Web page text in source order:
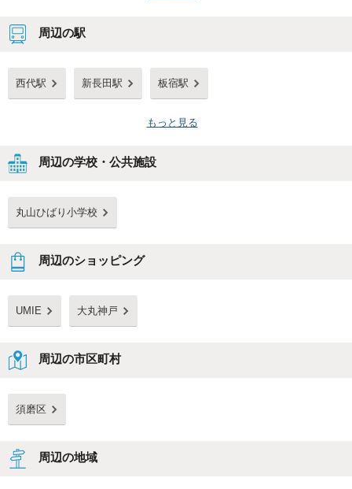
周辺の駅
西代駅 新長田駅 板宿駅
もっと見る
周辺の学校・公共施設
丸山ひばり小学校
周辺のショッピング
UMIE 大丸神戸
周辺の市区町村
須磨区
周辺の地域